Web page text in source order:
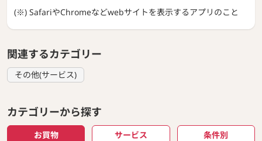
(※) SafariやChromeなどwebサイトを表示するアプリのこと
関連するカテゴリー
その他(サービス)
カテゴリーから探す
お買物 サービス 条件別